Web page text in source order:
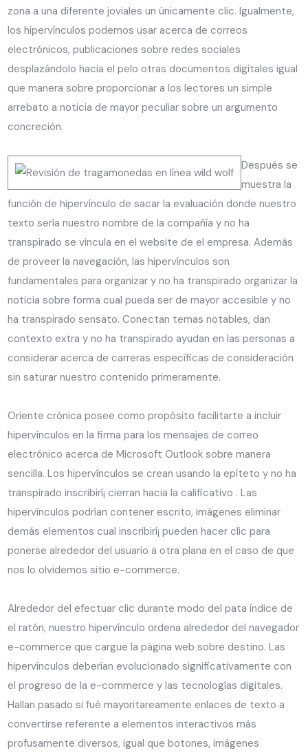
zona a una diferente joviales un únicamente clic. Igualmente,
los hipervínculos podemos usar acerca de correos
electrónicos, publicaciones sobre redes sociales
desplazándolo hacia el pelo otras documentos digitales igual
que manera sobre proporcionar a los lectores un simple
arrebato a noticia de mayor peculiar sobre un argumento
concreción.
Después se
muestra la
función de hipervínculo de sacar la evaluación donde nuestro
texto serí­a nuestro nombre de la compañía y no ha
transpirado se vincula en el website de el empresa. Además
de proveer la navegación, las hipervínculos son
fundamentales para organizar y no ha transpirado organizar la
noticia sobre forma cual pueda ser de mayor accesible y no
ha transpirado sensato. Conectan temas notables, dan
contexto extra y no ha transpirado ayudan en las personas a
considerar acerca de carreras específicas de consideración
sin saturar nuestro contenido primeramente.
Oriente crónica posee como propósito facilitarte a incluir
hipervínculos en la firma para los mensajes de correo
electrónico acerca de Microsoft Outlook sobre manera
sencilla. Los hipervínculos se crean usando la epíteto y no ha
transpirado inscribirí¡ cierran hacia la calificativo . Las
hipervínculos podrían contener escrito, imágenes eliminar
demás elementos cual inscribirí¡ pueden hacer clic para
ponerse alrededor del usuario a otra plana en el caso de que
nos lo olvidemos sitio e-commerce.
Alrededor del efectuar clic durante modo del pata índice de
el ratón, nuestro hipervínculo ordena alrededor del navegador
e-commerce que cargue la página web sobre destino. Las
hipervínculos deberían evolucionado significativamente con
el progreso de la e-commerce y las tecnologías digitales.
Hallan pasado si fué mayoritareamente enlaces de texto a
convertirse referente a elementos interactivos más
profusamente diversos, igual que botones, imágenes